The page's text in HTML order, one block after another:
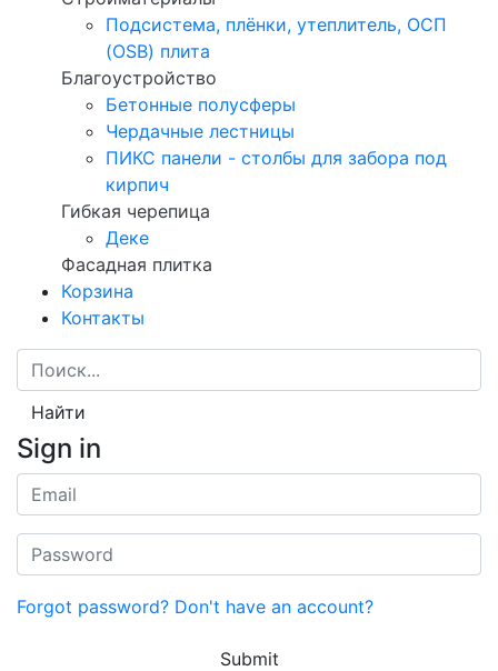
Подсистема, плёнки, утеплитель, ОСП
(OSB) плита
Благоустройство
Бетонные полусферы
Чердачные лестницы
ПИКС панели - столбы для забора под
кирпич
Гибкая черепица
Деке
Фасадная плитка
Корзина
Контакты
Найти
Sign in
Forgot password? Don't have an account?
Submit